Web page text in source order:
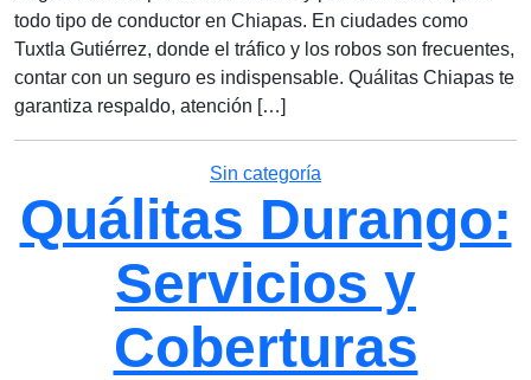
todo tipo de conductor en Chiapas. En ciudades como
Tuxtla Gutiérrez, donde el tráfico y los robos son frecuentes,
contar con un seguro es indispensable. Quálitas Chiapas te
garantiza respaldo, atención […]
Categorías
Sin categoría
Quálitas Durango:
Servicios y
Coberturas